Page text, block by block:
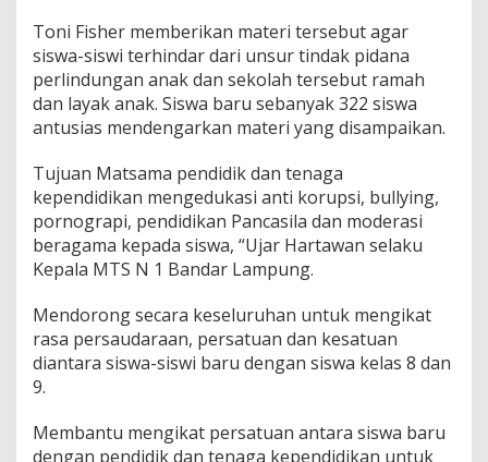
t
k
a
n
M
a
e
r
i
I
n
f
r
m
a
s
a
y
Toni Fisher memberikan materi tersebut agar
siswa-siswi terhindar dari unsur tindak pidana
perlindungan anak dan sekolah tersebut ramah
dan layak anak. Siswa baru sebanyak 322 siswa
antusias mendengarkan materi yang disampaikan.
Tujuan Matsama pendidik dan tenaga
kependidikan mengedukasi anti korupsi, bullying,
pornograpi, pendidikan Pancasila dan moderasi
beragama kepada siswa, “Ujar Hartawan selaku
Kepala MTS N 1 Bandar Lampung.
Mendorong secara keseluruhan untuk mengikat
rasa persaudaraan, persatuan dan kesatuan
diantara siswa-siswi baru dengan siswa kelas 8 dan
9.
Membantu mengikat persatuan antara siswa baru
dengan pendidik dan tenaga kependidikan untuk